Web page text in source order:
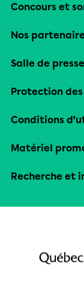
Concours et
Nos
Salle de presse
Protection
Conditions
Matériel
Recherche et